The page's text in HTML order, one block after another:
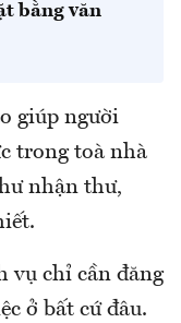
bằng văn
giúp người
trong toà nhà
nhận thư,
vụ chỉ cần đăng
ở bất cứ đâu.